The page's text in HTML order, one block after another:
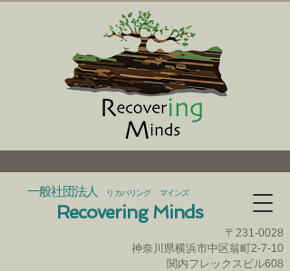
一般社団法人 リカバリング マインズ
Recovering Minds
〒231‐0028
神奈川県横浜市中区翁町2-7-10
​関内フレックスビル608